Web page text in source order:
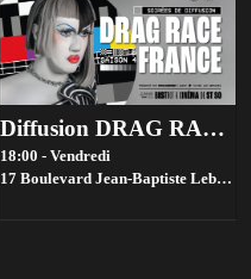
Diffusion DRAG RACE FRANCE saison 4 @ Bistrot ST SO by la House of Jambon Beurre
18:00 - Vendredi
17 Boulevard Jean-Baptiste Lebas, 59000 Lille, France,